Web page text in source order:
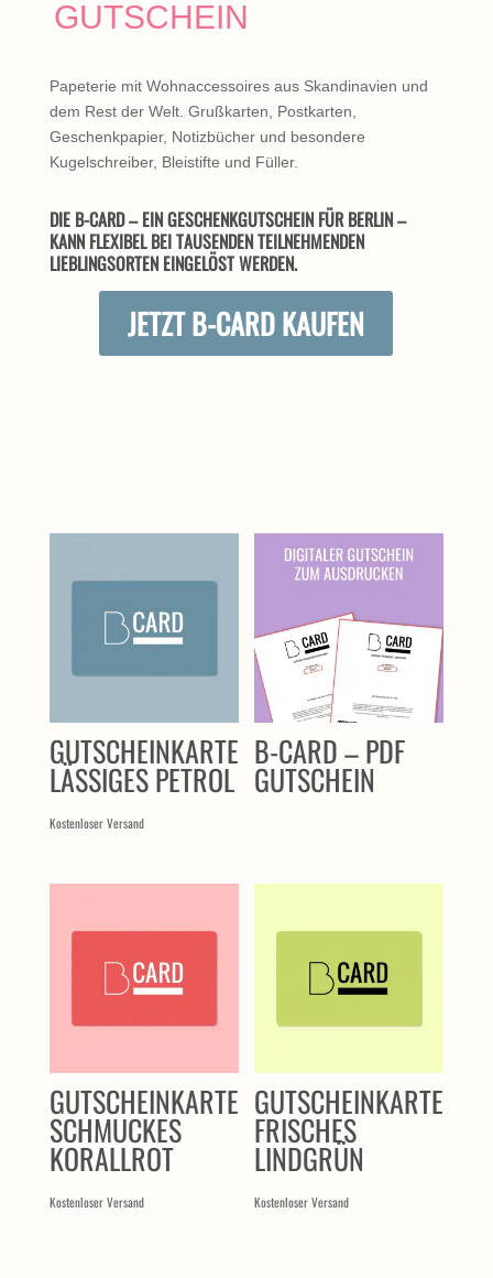
GUTSCHEIN
Papeterie mit Wohnaccessoires aus Skandinavien und
dem Rest der Welt. Grußkarten, Postkarten,
Geschenkpapier, Notizbücher und besondere
Kugelschreiber, Bleistifte und Füller.
DIE B-CARD – EIN GESCHENKGUTSCHEIN FÜR BERLIN –
KANN FLEXIBEL BEI TAUSENDEN TEILNEHMENDEN
LIEBLINGSORTEN EINGELÖST WERDEN.
JETZT B-CARD KAUFEN
GUTSCHEINKARTE
LÄSSIGES PETROL
Kostenloser Versand
B-CARD – PDF
GUTSCHEIN
GUTSCHEINKARTE
SCHMUCKES
KORALLROT
Kostenloser Versand
GUTSCHEINKARTE
FRISCHES
LINDGRÜN
Kostenloser Versand